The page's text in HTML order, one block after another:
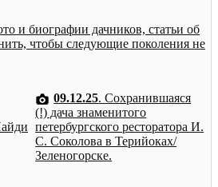
и биографии дачников, статьи об
чтобы следующие поколения не
09.12.25. Сохранившаяся
(!) дача знаменитого
петербургского ресторатора И.
С. Соколова в Терийоках/
Зеленогорске.